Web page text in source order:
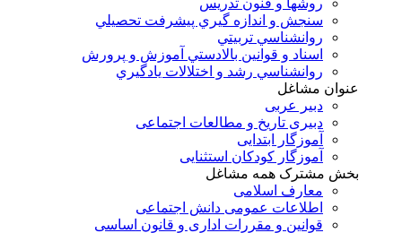
سنجش و اندازه گيري پيشرفت تحصيلي
روانشناسي تربيتي
اسناد و قوانين بالادستي آموزش و پرورش
روانشناسي رشد و اختلالات يادگيري
عنوان مشاغل
دبير عربی
دبیری تاریخ و مطالعات اجتماعی
آموزگار ابتدایی
آموزگار کودکان استثنایی
بخش مشترک همه مشاغل
معارف اسلامی
اطلاعات عمومی دانش اجتماعی
قوانین و مقررات اداری و قانون اساسی